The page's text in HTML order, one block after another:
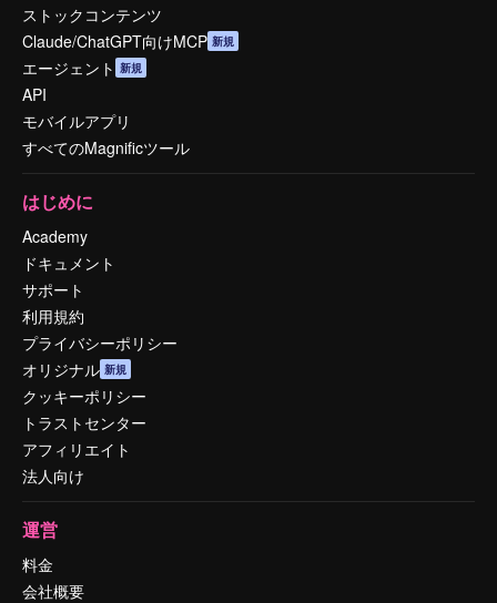
ストックコンテンツ
Claude/ChatGPT向けMCP 新規
エージェント 新規
API
モバイルアプリ
すべてのMagnificツール
はじめに
Academy
ドキュメント
サポート
利用規約
プライバシーポリシー
オリジナル 新規
クッキーポリシー
トラストセンター
アフィリエイト
法人向け
運営
料金
会社概要